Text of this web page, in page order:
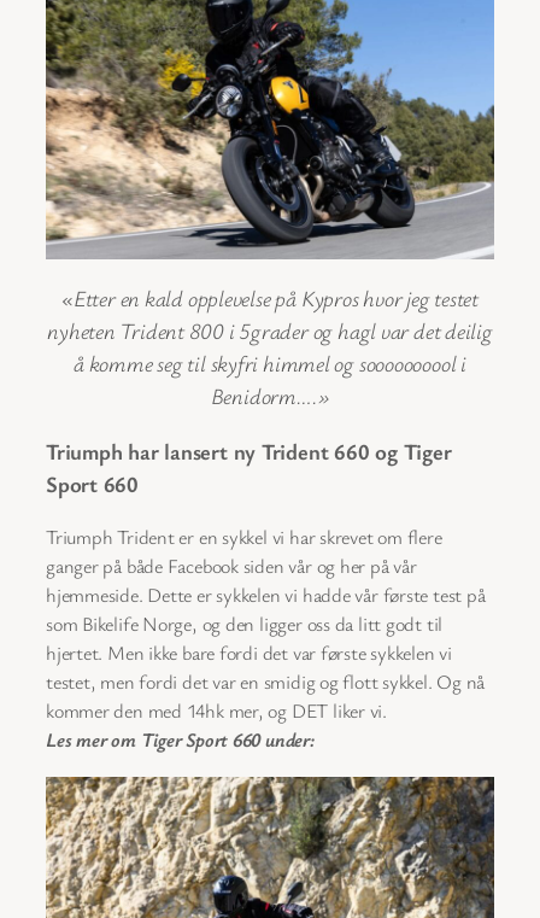
«Etter en kald opplevelse på Kypros hvor jeg testet
nyheten Trident 800 i 5grader og hagl var det deilig
å komme seg til skyfri himmel og soooooooool i
Benidorm….»
Triumph har lansert ny Trident 660 og Tiger
Sport 660
Triumph Trident er en sykkel vi har skrevet om flere
ganger på både Facebook siden vår og her på vår
hjemmeside. Dette er sykkelen vi hadde vår første test på
som Bikelife Norge, og den ligger oss da litt godt til
hjertet. Men ikke bare fordi det var første sykkelen vi
testet, men fordi det var en smidig og flott sykkel. Og nå
kommer den med 14hk mer, og DET liker vi.
Les mer om Tiger Sport 660 under: